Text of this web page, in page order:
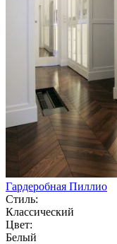
Гардеробная Пиллио
Стиль:
Классический
Цвет:
Белый